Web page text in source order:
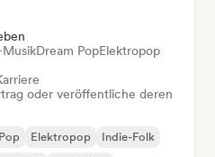
Dream PopElektropop
oder veröffentliche deren
Elektropop
Indie-Folk